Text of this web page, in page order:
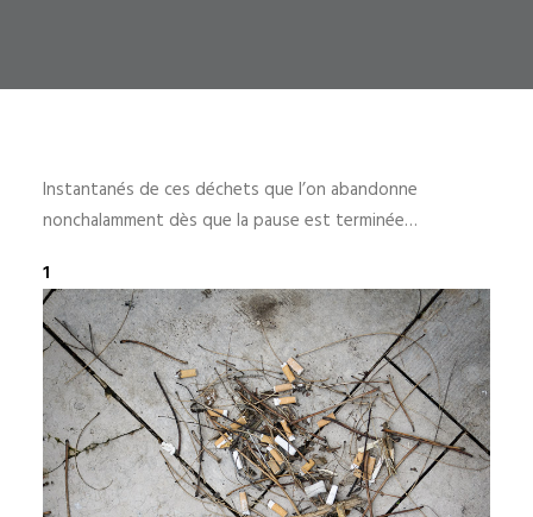
Instantanés de ces déchets que l’on abandonne
nonchalamment dès que la pause est terminée…
1